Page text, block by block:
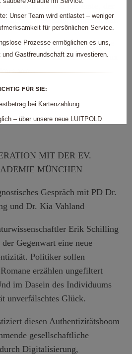
starb. Er war der erste, der
Gewalten vertreten hat.
Mireille Schmich-Faurie, die
Initiative München-Bordeaux
kurz vor …
MIT DER EV.
MÜNCHEN
Gespräch mit PD Dr.
und Dr. Kia Vahland
Erik Schilling
Gegenwart eine neue
Politiker sollen
erzählen ungefiltert
im Dasein des Individuums
unverfälschtes Glück.
diesen Authentizitätsboom
gesellschaftliche
Digitalisierung,
Unser Team wird entlastet – weniger
für persönlichen Service.
Prozesse ermöglichen es uns,
Gastfreundschaft zu investieren.
FÜR SIE:
bei Kartenzahlung
– über unsere neue LUITPOLD
Bargeld
auch mit Bargeld nach
242875-0
FÜR STAMMGÄSTE:
Kundenkarteverbinden wir
Technik – für maximale Freiheit und
Diskretion.
waren – ein Ort für Begegnung,
Austausch. Die neue Technik